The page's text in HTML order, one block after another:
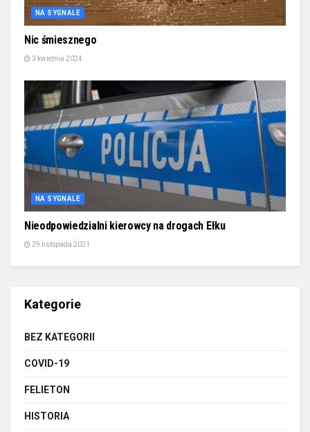
NA SYGNALE
Nic śmiesznego
3 kwietnia 2024
NA SYGNALE
Nieodpowiedzialni kierowcy na drogach Ełku
29 listopada 2021
Kategorie
BEZ KATEGORII
COVID-19
FELIETON
HISTORIA